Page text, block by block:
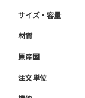
サイズ・容量
材質
原産国
注文単位